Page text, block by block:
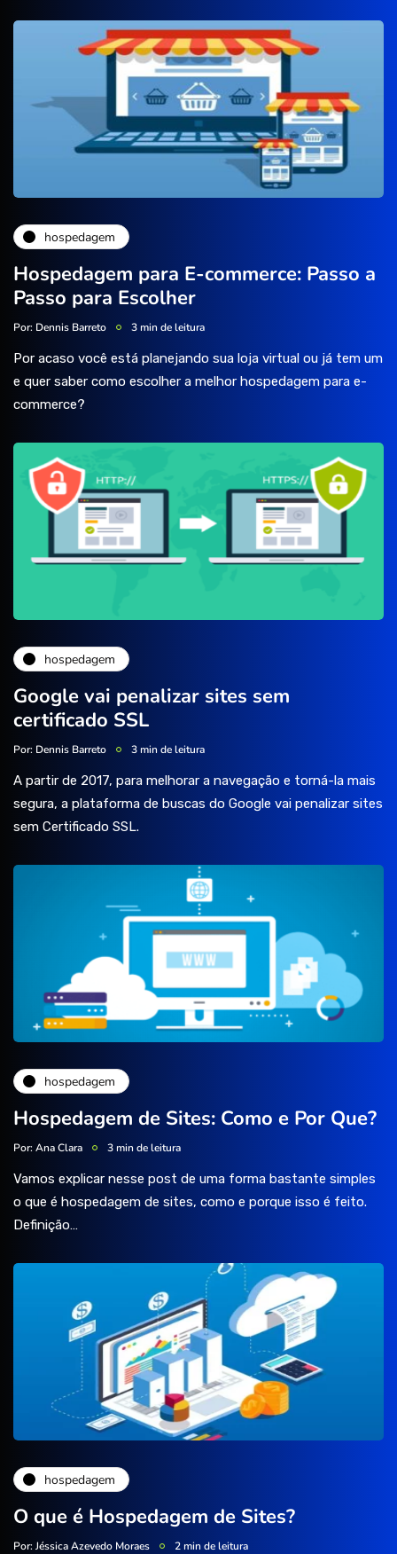
hospedagem
Hospedagem para E-commerce: Passo a
Passo para Escolher
Por: Dennis Barreto 3 min de leitura
Por acaso você está planejando sua loja virtual ou já tem um
e quer saber como escolher a melhor hospedagem para e-
commerce?
hospedagem
Google vai penalizar sites sem
certificado SSL
Por: Dennis Barreto 3 min de leitura
A partir de 2017, para melhorar a navegação e torná-la mais
segura, a plataforma de buscas do Google vai penalizar sites
sem Certificado SSL.
hospedagem
Hospedagem de Sites: Como e Por Que?
Por: Ana Clara 3 min de leitura
Vamos explicar nesse post de uma forma bastante simples
o que é hospedagem de sites, como e porque isso é feito.
Definição…
hospedagem
O que é Hospedagem de Sites?
Por: Jéssica Azevedo Moraes 2 min de leitura